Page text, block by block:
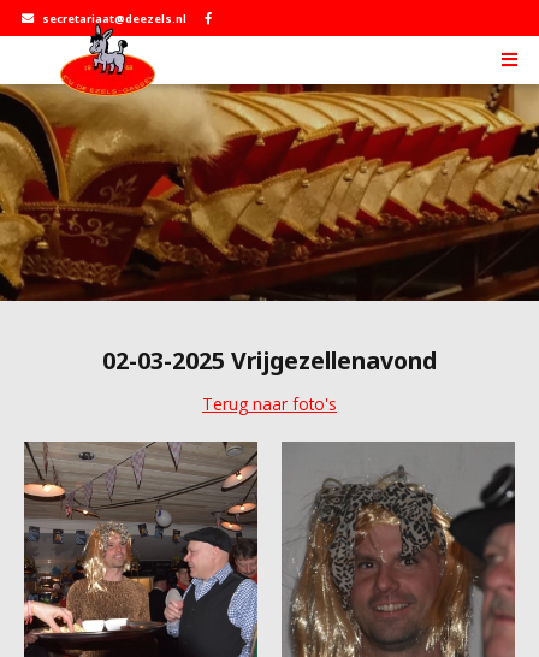
secretariaat@deezels.nl
02-03-2025 Vrijgezellenavond
Terug naar foto's